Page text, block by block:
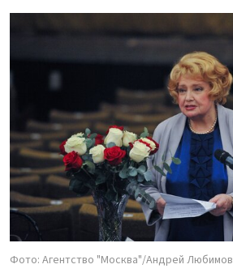
Фото: Агентство "Москва"/Андрей Любимов